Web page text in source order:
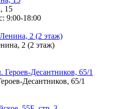
15
9:00-18:00
2 (2 этаж)
Десантников, 65/1